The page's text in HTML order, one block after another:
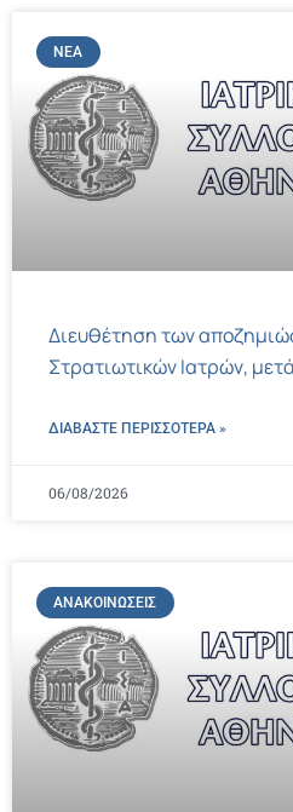
ΝΈΑ
Διευθέτηση των
Στρατιωτικών Ιατρών,
ΔΙΑΒΑΣΤΕ ΠΕΡΙΣΣΌΤΕΡΑ »
06/08/2026
ΑΝΑΚΟΙΝΏΣΕΙΣ